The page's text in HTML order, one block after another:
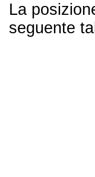
La
seguente